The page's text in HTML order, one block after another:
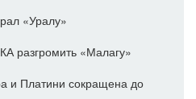
«Уралу»
разгромить «Малагу»
и Платини сокращена до